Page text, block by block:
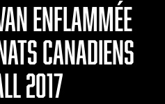
ENFLAMMÉE
CANADIENS
2017